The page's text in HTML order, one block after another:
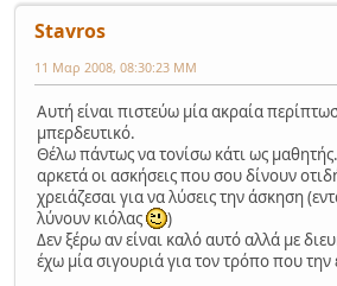
Stavros
11 Μαρ 2008, 08:30:23 ΜΜ
Αυτή είναι πιστεύω μία ακραία
μπερδευτικό.
Θέλω πάντως να τονίσω κάτι ως
αρκετά οι ασκήσεις που σου δίνουν
χρειάζεσαι για να λύσεις την άσκηση
λύνουν κιόλας
)
Δεν ξέρω αν είναι καλό αυτό αλλά με
έχω μία σιγουριά για τον τρόπο που την